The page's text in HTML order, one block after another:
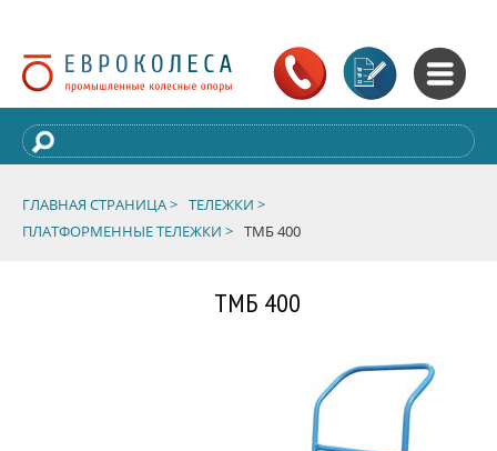
ГЛАВНАЯ СТРАНИЦА > ТЕЛЕЖКИ >
ПЛАТФОРМЕННЫЕ ТЕЛЕЖКИ > ТМБ 400
ТМБ 400